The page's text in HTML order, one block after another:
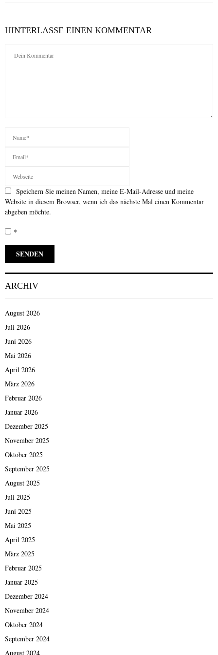
HINTERLASSE EINEN KOMMENTAR
Speichern Sie meinen Namen, meine E-Mail-Adresse und meine
Website in diesem Browser, wenn ich das nächste Mal einen Kommentar
abgeben möchte.
*
ARCHIV
August 2026
Juli 2026
Juni 2026
Mai 2026
April 2026
März 2026
Februar 2026
Januar 2026
Dezember 2025
November 2025
Oktober 2025
September 2025
August 2025
Juli 2025
Juni 2025
Mai 2025
April 2025
März 2025
Februar 2025
Januar 2025
Dezember 2024
November 2024
Oktober 2024
September 2024
August 2024